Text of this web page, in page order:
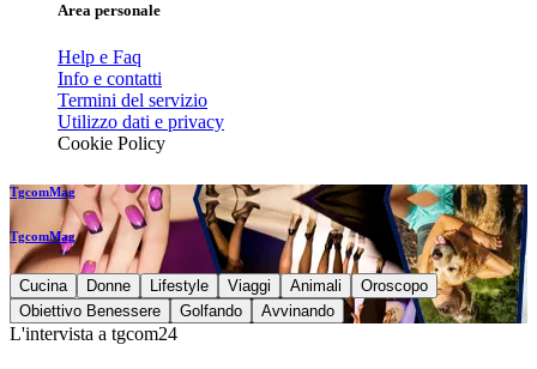
Area personale
Help e Faq
Info e contatti
Termini del servizio
Utilizzo dati e privacy
Cookie Policy
TgcomMag
TgcomMag
Cucina Donne Lifestyle Viaggi Animali
Oroscopo
Obiettivo Benessere
Golfando Avvinando
L'intervista a tgcom24